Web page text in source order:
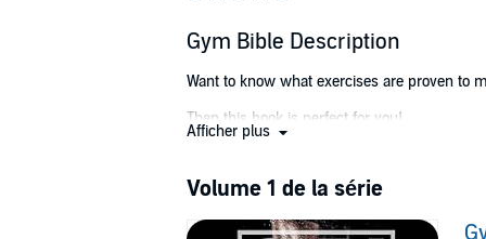
Gym Bible Description
Want to know what exercises are proven to
Then this book is perfect for you!
Shoulders/Neck, Abs). Many of them are
workout routine.
Each exercise contains:
Afficher plus
Volume 1 de la série